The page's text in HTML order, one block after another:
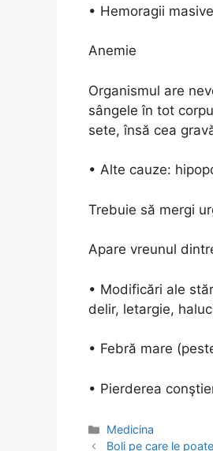
• Hemoragii
Anemie
Organismul are
sângele în tot
sete, însă cea
• Alte cauze:
Trebuie să mergi
Apare vreunul
• Modificări ale
delir, letargie,
• Febră mare
• Pierderea
Categories
Medicina
PostBoli pe care le